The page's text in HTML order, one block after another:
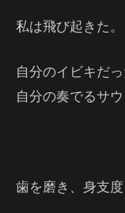
私は飛び起きた。
自分のイビキだ
自分の奏でるサウ
歯を磨き、身支度